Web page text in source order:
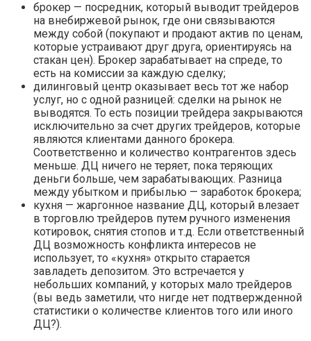
брокер — посредник, который выводит трейдеров
на внебиржевой рынок, где они связываются
между собой (покупают и продают актив по ценам,
которые устраивают друг друга, ориентируясь на
стакан цен). Брокер зарабатывает на спреде, то
есть на комиссии за каждую сделку;
дилинговый центр оказывает весь тот же набор
услуг, но с одной разницей: сделки на рынок не
выводятся. То есть позиции трейдера закрываются
исключительно за счет других трейдеров, которые
являются клиентами данного брокера.
Соответственно и количество контрагентов здесь
меньше. ДЦ ничего не теряет, пока теряющих
деньги больше, чем зарабатывающих. Разница
между убытком и прибылью — заработок брокера;
кухня — жаргонное название ДЦ, который влезает
в торговлю трейдеров путем ручного изменения
котировок, снятия стопов и т.д. Если ответственный
ДЦ возможность конфликта интересов не
использует, то «кухня» открыто старается
завладеть депозитом. Это встречается у
небольших компаний, у которых мало трейдеров
(вы ведь заметили, что нигде нет подтвержденной
статистики о количестве клиентов того или иного
ДЦ?).